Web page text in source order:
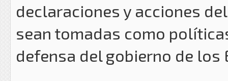
declaraciones y acciones
sean tomadas como
defensa del gobierno de los